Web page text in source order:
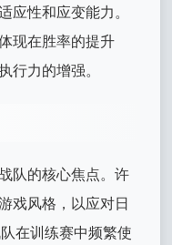
应性和应变能力。
现在胜率的提升
行力的增强。
队的核心焦点。许
戏风格，以应对日
在训练赛中频繁使